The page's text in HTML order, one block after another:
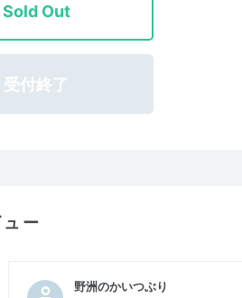
Sold Out
受付終了
ー
野洲のかいつぶり